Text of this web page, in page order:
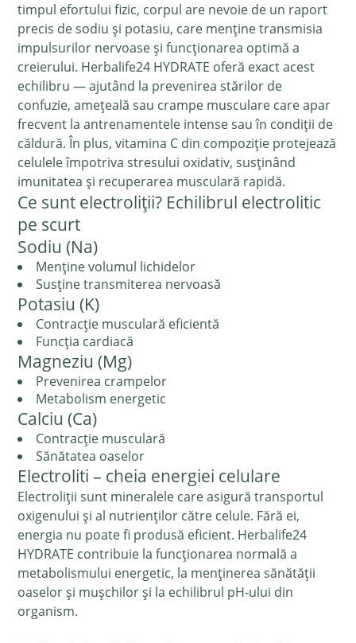
timpul efortului fizic, corpul are nevoie de un raport
precis de sodiu și potasiu, care menține transmisia
impulsurilor nervoase și funcționarea optimă a
creierului. Herbalife24 HYDRATE oferă exact acest
echilibru — ajutând la prevenirea stărilor de
confuzie, amețeală sau crampe musculare care apar
frecvent la antrenamentele intense sau în condiții de
căldură. În plus, vitamina C din compoziție protejează
celulele împotriva stresului oxidativ, susținând
imunitatea și recuperarea musculară rapidă.
Ce sunt electroliții? Echilibrul electrolitic
pe scurt
Sodiu (Na)
Menține volumul lichidelor
Susține transmiterea nervoasă
Potasiu (K)
Contracție musculară eficientă
Funcția cardiacă
Magneziu (Mg)
Prevenirea crampelor
Metabolism energetic
Calciu (Ca)
Contracție musculară
Sănătatea oaselor
Electroliti – cheia energiei celulare
Electroliții sunt mineralele care asigură transportul
oxigenului și al nutrienților către celule. Fără ei,
energia nu poate fi produsă eficient. Herbalife24
HYDRATE contribuie la funcționarea normală a
metabolismului energetic, la menținerea sănătății
oaselor și mușchilor și la echilibrul pH-ului din
organism.